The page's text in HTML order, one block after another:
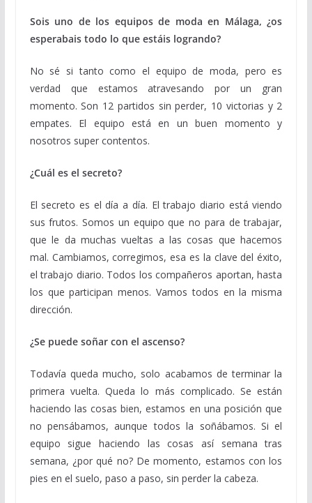
Sois uno de los equipos de moda en Málaga, ¿os
esperabais todo lo que estáis logrando?
No sé si tanto como el equipo de moda, pero es
verdad que estamos atravesando por un gran
momento. Son 12 partidos sin perder, 10 victorias y 2
empates. El equipo está en un buen momento y
nosotros super contentos.
¿Cuál es el secreto?
El secreto es el día a día. El trabajo diario está viendo
sus frutos. Somos un equipo que no para de trabajar,
que le da muchas vueltas a las cosas que hacemos
mal. Cambiamos, corregimos, esa es la clave del éxito,
el trabajo diario. Todos los compañeros aportan, hasta
los que participan menos. Vamos todos en la misma
dirección.
¿Se puede soñar con el ascenso?
Todavía queda mucho, solo acabamos de terminar la
primera vuelta. Queda lo más complicado. Se están
haciendo las cosas bien, estamos en una posición que
no pensábamos, aunque todos la soñábamos. Si el
equipo sigue haciendo las cosas así semana tras
semana, ¿por qué no? De momento, estamos con los
pies en el suelo, paso a paso, sin perder la cabeza.